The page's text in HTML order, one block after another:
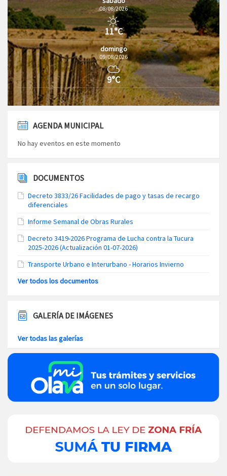
08/08/2026
11°C
domingo
09/08/2026
9°C
AGENDA MUNICIPAL
No hay eventos en este momento
DOCUMENTOS
Decreto 3833/26 Facilidades de pago y tasas de recargo
diferenciales
Informe Semanal de Obras Rurales
Decreto 3419-2026 Programa de Lucha contra la Tucura
2025-2026 (Actualización 01-07-2026)
Transporte Urbano e Interurbano - Horarios Invierno
Ver todos los documentos
GALERÍA DE IMÁGENES
Ver todas las galerías